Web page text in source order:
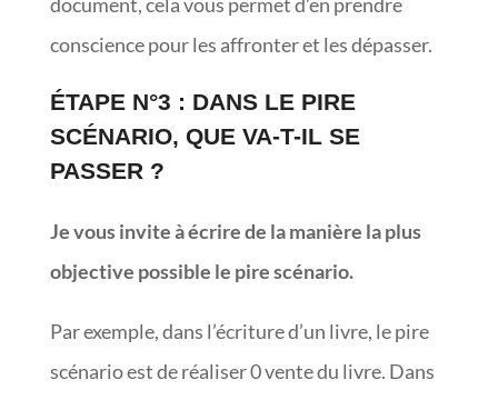
conscience pour les affronter et les dépasser.
ÉTAPE N°3 : DANS LE PIRE
SCÉNARIO, QUE VA-T-IL SE
PASSER ?
Je vous invite à écrire de la manière la plus
objective possible le pire scénario.
Par exemple, dans l’écriture d’un livre, le pire
scénario est de réaliser 0 vente du livre. Dans